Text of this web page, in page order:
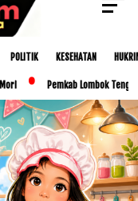
POLITIK KESEHATAN
Pemkab Lombok Tengah